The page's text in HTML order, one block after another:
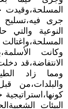
المسلحة،وقيدت
جرى فيه،تسليح
النوعية والتي
المسلحة،واغتالت
وكانت
الانتفاضة،قد
ومما زاد
والبلدات،من
البيئات